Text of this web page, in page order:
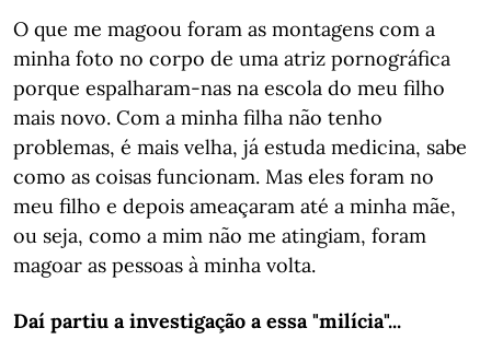
O que me magoou foram as montagens com a
minha foto no corpo de uma atriz pornográfica
porque espalharam-nas na escola do meu filho
mais novo. Com a minha filha não tenho
problemas, é mais velha, já estuda medicina, sabe
como as coisas funcionam. Mas eles foram no
meu filho e depois ameaçaram até a minha mãe,
ou seja, como a mim não me atingiam, foram
magoar as pessoas à minha volta.
Daí partiu a investigação a essa "milícia"...